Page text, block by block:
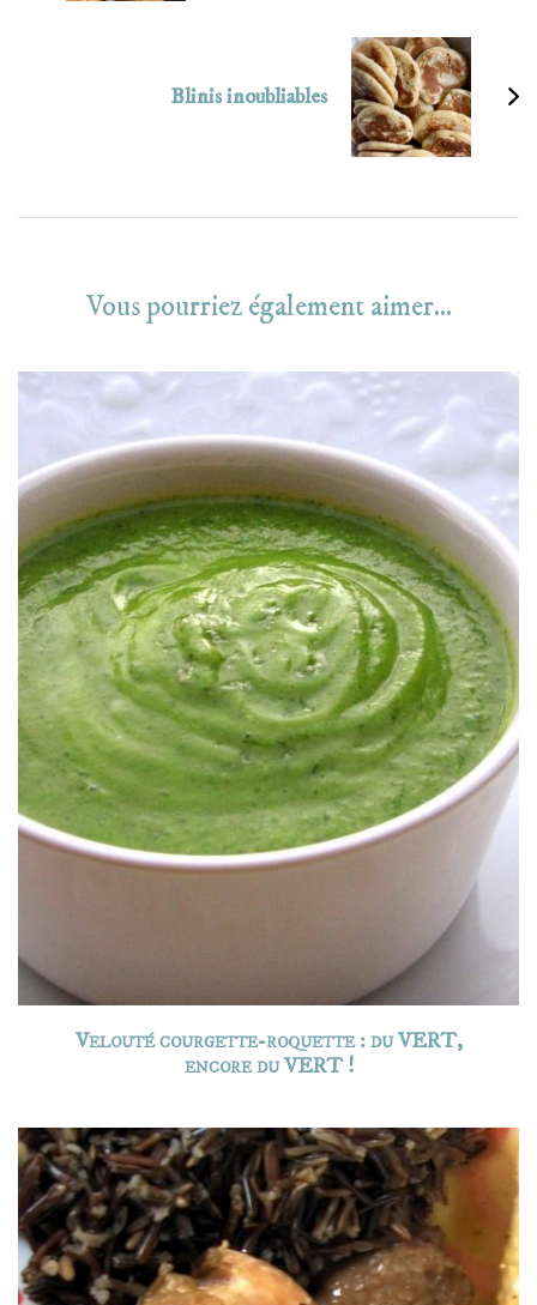
Blinis inoubliables
Vous pourriez également aimer...
Velouté courgette-roquette : du VERT,
encore du VERT !